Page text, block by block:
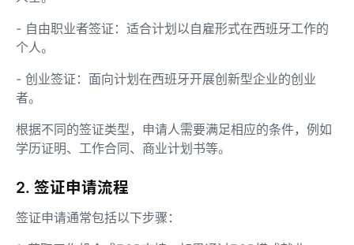
- 自由职业者签证：适合计划以自雇形式在西班牙工作的
个人。
- 创业签证：面向计划在西班牙开展创新型企业的创业
者。
根据不同的签证类型，申请人需要满足相应的条件，例如
学历证明、工作合同、商业计划书等。
2. 签证申请流程
签证申请通常包括以下步骤：